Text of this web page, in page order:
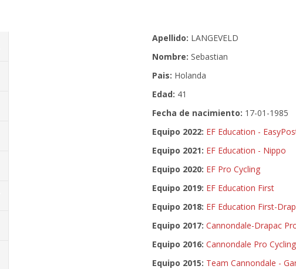
Apellido: LANGEVELD
Nombre: Sebastian
Pais: Holanda
Edad: 41
Fecha de nacimiento: 17-01-1985
Equipo 2022: EF Education -
Equipo 2021: EF Education - Nippo
Equipo 2020: EF Pro Cycling
Equipo 2019: EF Education First
Equipo 2018: EF Education First-
Equipo 2017: Cannondale-Drapac
Equipo 2016: Cannondale Pro
Equipo 2015: Team Cannondale -